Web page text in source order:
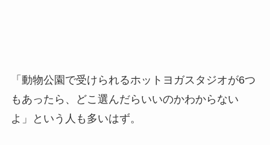
「動物公園で受けられるホットヨガスタジオが6つ
もあったら、どこ選んだらいいのかわからない
よ」という人も多いはず。